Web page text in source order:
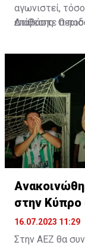
αγωνιστεί,
επίθεσης. Ο
Διαβάστε
στην Κύπρο
16.07.2023 11:29
Στην ΑΕΖ θα